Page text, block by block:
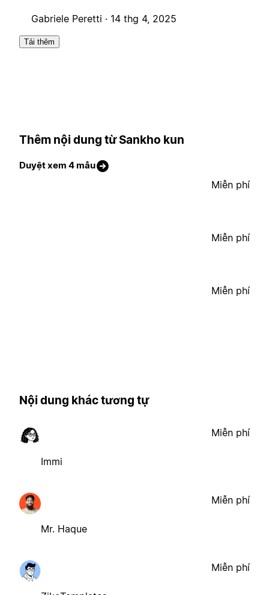
Gabriele Peretti · 14 thg 4, 2025
Tải thêm
Thêm nội dung từ Sankho kun
Duyệt xem 4 mẫu
Miễn phí
Miễn phí
Miễn phí
Nội dung khác tương tự
Immi
Miễn phí
Mr. Haque
Miễn phí
Miễn phí